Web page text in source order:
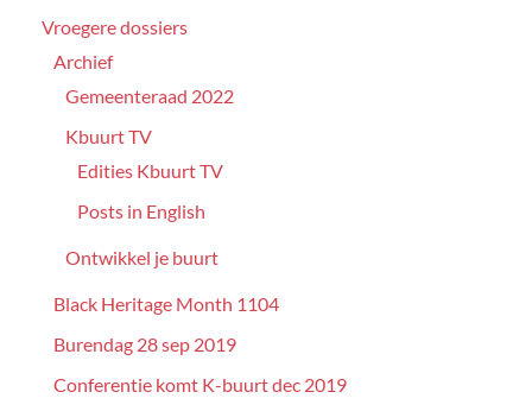
Vroegere dossiers
Archief
Gemeenteraad 2022
Kbuurt TV
Edities Kbuurt TV
Posts in English
Ontwikkel je buurt
Black Heritage Month 1104
Burendag 28 sep 2019
Conferentie komt K-buurt dec 2019